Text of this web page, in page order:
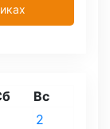
Вс
2